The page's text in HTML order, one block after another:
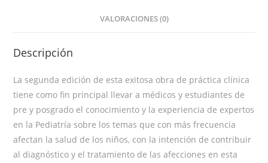
VALORACIONES (0)
Descripción
La segunda edición de esta exitosa obra de práctica clínica
tiene como fin principal llevar a médicos y estudiantes de
pre y posgrado el conocimiento y la experiencia de expertos
en la Pediatría sobre los temas que con más frecuencia
afectan la salud de los niños, con la intención de contribuir
al diagnóstico y el tratamiento de las afecciones en esta